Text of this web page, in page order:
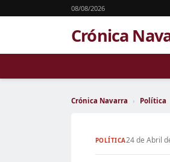
08/08/2026
Crónica
Crónica Navarra › Política
POLÍTICA24 de Abril